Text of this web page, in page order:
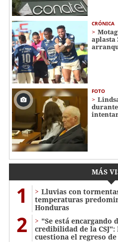
CRÓNICA
aplasta
FOTO
MÁS
1
Lluvias con
temperaturas
Honduras
2
"Se está encargando
credibilidad de la
cuestiona el regreso de